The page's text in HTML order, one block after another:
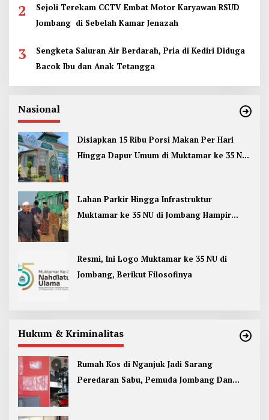
2
Sejoli Terekam CCTV Embat Motor Karyawan RSUD
Jombang di Sebelah Kamar Jenazah
3
Sengketa Saluran Air Berdarah, Pria di Kediri Diduga
Bacok Ibu dan Anak Tetangga
Nasional
Disiapkan 15 Ribu Porsi Makan Per Hari
Hingga Dapur Umum di Muktamar ke 35 NU
Lahan Parkir Hingga Infrastruktur
Muktamar ke 35 NU di Jombang Hampir
Resmi, Ini Logo Muktamar ke 35 NU di
Jombang, Berikut Filosofinya
Hukum & Kriminalitas
Rumah Kos di Nganjuk Jadi Sarang
Peredaran Sabu, Pemuda Jombang Dan